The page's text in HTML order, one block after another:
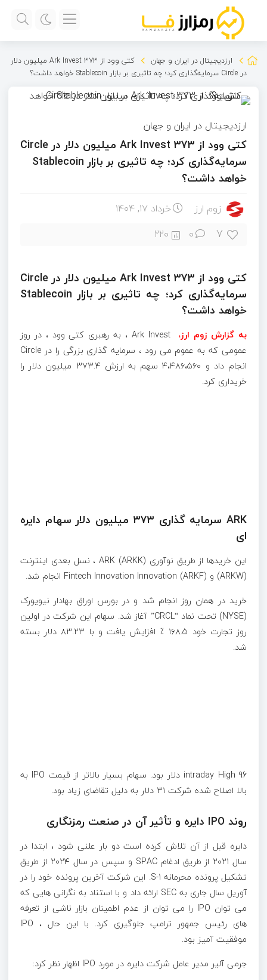
ارزدیجیتال در ایران و جهان
کتی وود از Ark Invest 373 میلیون دلار
در Circle سرمایه‌گذاری کرد؛ چه تاثیری بر بازار Stablecoin خواهد داشت؟
ارزدیجیتال در ایران و جهان
کتی وود از Ark Invest 373 میلیون دلار در Circle
سرمایه‌گذاری کرد؛ چه تاثیری بر بازار Stablecoin
خواهد داشت؟
زوم ارز خرداد ۱۷, ۱۴۰۴
7
0
220
کتی وود از Ark Invest 373 میلیون دلار در Circle
سرمایه‌گذاری کرد؛ چه تاثیری بر بازار Stablecoin
خواهد داشت؟
به گزارش زوم ارز،
Ark Invest ، به رهبری کتی وود ، در روز
عمومی که به عموم می رود ، سرمایه گذاری بزرگی را در Circle
انجام داد و ۴،۴۸۶،۵۶۰ سهم به ارزش ۳۷۳.۴ میلیون دلار را
خریداری کرد.
ARK سرمایه گذاری ۳۷۳ میلیون دلار سهام دایره
ای
این خریدها از طریق نوآوری ARK (ARKK) ، نسل بعدی اینترنت
(ARKW) و Fintech Innovation Innovation (ARKF) انجام شد.
خرید در همان روز انجام شد و در بورس اوراق بهادار نیویورک
(NYSE) تحت نماد “CRCL” آغاز شد. سهام این شرکت در اولین
روز تجارت خود ۱۶۸.۵ ٪ افزایش یافت و با ۸۳.۲۳ دلار بسته
شد.
intraday High 96 دلار بود. سهام بسیار بالاتر از قیمت IPO به
بالا اصلاح شده شرکت ۳۱ دلار به دلیل تقاضای زیاد بود.
روند IPO دایره و تأثیر آن در صنعت رمزنگاری
دایره قبل از آن تلاش کرده است دو بار علنی شود ، ابتدا در
سال ۲۰۲۱ از طریق ادغام SPAC و سپس در سال ۲۰۲۴ از طریق
تشکیل پرونده محرمانه S-1. این شرکت آخرین پرونده خود را در
آوریل سال جاری به SEC ارائه داد و با استناد به نگرانی هایی که
می توان IPO را می توان از عدم اطمینان بازار ناشی از تعرفه
های رئیس جمهور ترامپ جلوگیری کرد. با این حال ، IPO
موفقیت آمیز بود.
جرمی آلیر مدیر عامل شرکت دایره در مورد IPO اظهار نظر کرد: